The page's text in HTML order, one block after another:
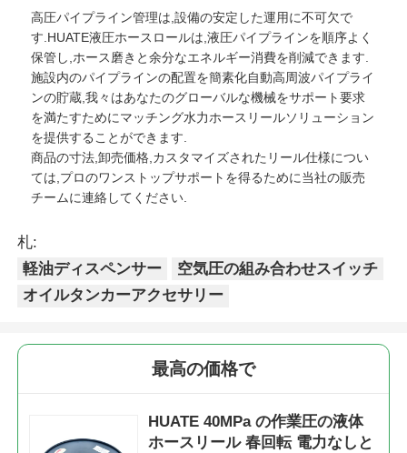
高圧パイプライン管理は,設備の安定した運用に不可欠で
す.HUATE液圧ホースロールは,液圧パイプラインを順序よく
保管し,ホース磨きと余分なエネルギー消費を削減できます.
施設内のパイプラインの配置を簡素化自動高周波パイプライ
ンの貯蔵,我々はあなたのグローバルな機械をサポート要求
を満たすためにマッチング水力ホースリールソリューション
を提供することができます.
商品の寸法,卸売価格,カスタマイズされたリール仕様につい
ては,プロのワンストップサポートを得るために当社の販売
チームに連絡してください.
札:
軽油ディスペンサー
空気圧の組み合わせスイッチ
オイルタンカーアクセサリー
最高の価格で
HUATE 40MPa の作業圧の液体
ホースリール 春回転 電力なしと